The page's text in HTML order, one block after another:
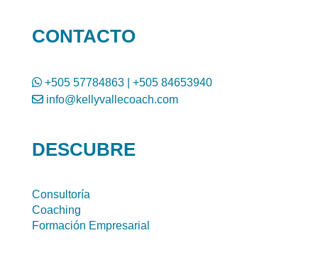
CONTACTO
+505 57784863| +505 84653940
info@kellyvallecoach.com
DESCUBRE
Consultoría
Coaching
Formación Empresarial